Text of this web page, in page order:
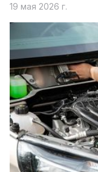
19 мая 2026 г.